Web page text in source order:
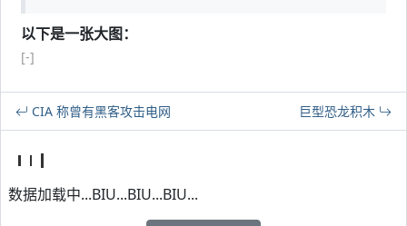
以下是一张大图：
[-]
CIA 称曾有黑客攻击电网 巨型恐龙积木
数据加载中...BIU...BIU...BIU...